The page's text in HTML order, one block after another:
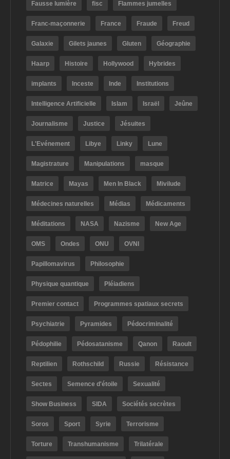
Fausse lumière fisc Flammes jumelles
Franc-maçonnerie France Fraude Freud
Galaxie Gilets jaunes Gluten Géographie
Haarp Histoire Hollywood Hybrides
implants Inceste Inde Institutions
Intelligence Artificielle Islam Israël Jeûne
Journalisme Justice Jésuites
L'Evénement Libye Linky Lune
Magistrature Manipulations masque
Matrice Mayas Men In Black Mivilude
Médecines naturelles Médias Médicaments
Méditations NASA Nazisme New Age
OMS Ondes ONU OVNI
Papillomavirus Philosophie
Physique quantique Pléiadiens
Premier contact Programmes spatiaux secrets
Psychiatrie Pyramides Pédocriminalité
Pédophilie Pédosatanisme Qanon Raoult
Reptilien Rothschild Russie Résistance
Sectes Semence d'étoile Sexualité
Show Business SIDA Sociétés secrètes
Soros Sport Syrie Terrorisme
Torture Transhumanisme Trilatérale